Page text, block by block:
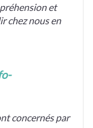
et
chez nous en
concernés par